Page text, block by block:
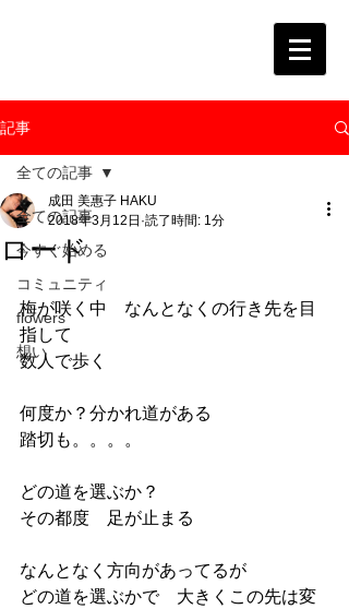
記事
全ての記事
今すぐ始める
コミュニティ
flowers
想い
全ての記事
ロード
成田 美惠子 HAKU
2018年3月12日 読了時間: 1分
梅が咲く中　なんとなくの行き先を目
指して
数人で歩く
何度か？分かれ道がある
踏切も。。。。
どの道を選ぶか？
その都度　足が止まる
なんとなく方向があってるが
どの道を選ぶかで　大きくこの先は変